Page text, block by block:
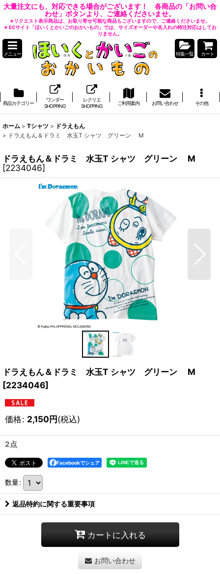
大量注文にも、対応できる場合がございます！ 各商品の「お問い合
わせ」ボタンより、ご連絡くださいませ。
※リクエスト表示商品は、お取り寄せ可能な商品もございますので、ご連絡くださいませ。
※ ECサイト「ほいくとかいごのおかいもの」では、サイズオーダーや名入れの特注対応はしてお
りません。
メニュー 特集一覧 カート
商品カテゴリー
ワンダー
SHOPPING
レクリエ
SHOPPING
ご利用案内 お問い合わせ その他
ホーム > Tシャツ > ドラえもん
> ドラえもん＆ドラミ 水玉T シャツ グリーン M
ドラえもん＆ドラミ 水玉T シャツ グリーン M
[2234046]
ドラえもん＆ドラミ 水玉T シャツ グリーン M
[2234046]
価格: 2,150円(税込)
2点
Facebookでシェア
数量:
返品特約に関する重要事項
カートに入れる
お問い合わせ